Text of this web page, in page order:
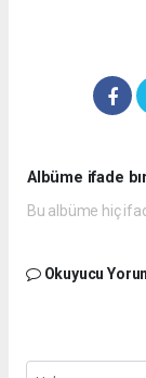
Albüme ifade
Bu albüme hiç
Okuyucu